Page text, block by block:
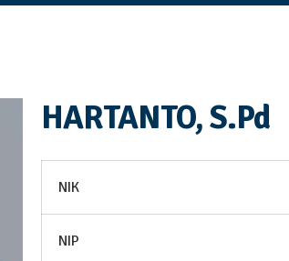
HARTANTO, S.Pd
NIK
NIP